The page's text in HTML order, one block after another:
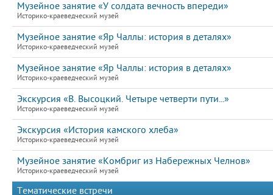
Музейное занятие «У солдата вечность впереди»
Историко-краеведческий музей
Музейное занятие «Яр Чаллы: история в деталях»
Историко-краеведческий музей
Музейное занятие «Яр Чаллы: история в деталях»
Историко-краеведческий музей
Экскурсия «В. Высоцкий. Четыре четверти пути...»
Историко-краеведческий музей
Экскурсия «История камского хлеба»
Историко-краеведческий музей
Музейное занятие «Комбриг из Набережных Челнов»
Историко-краеведческий музей
Тематические встречи